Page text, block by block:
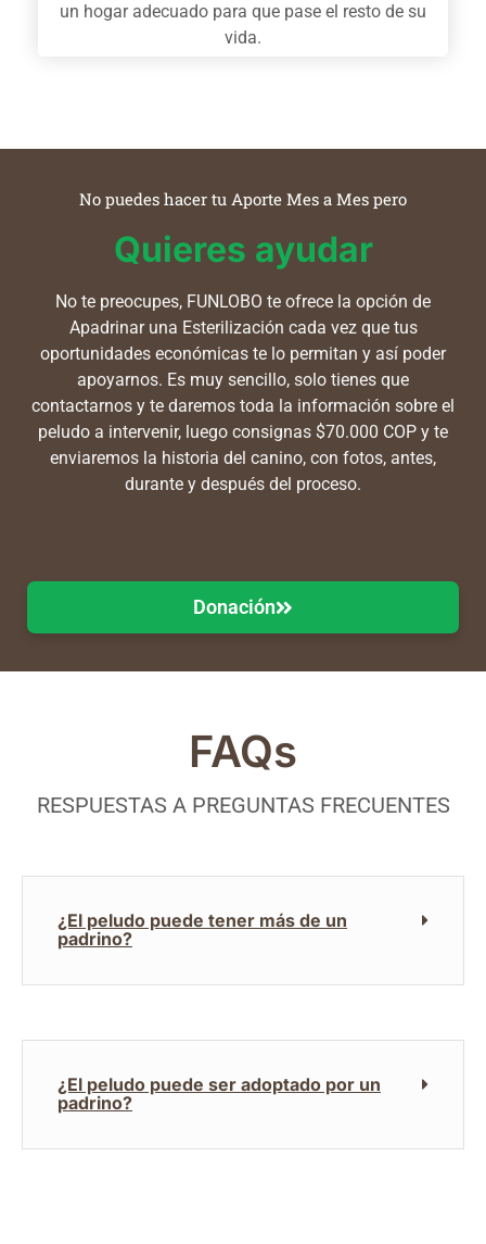
un hogar adecuado para que pase el resto de su
vida.
No puedes hacer tu Aporte Mes a Mes pero
Quieres ayudar
No te preocupes, FUNLOBO te ofrece la opción de
Apadrinar una Esterilización cada vez que tus
oportunidades económicas te lo permitan y así poder
apoyarnos. Es muy sencillo, solo tienes que
contactarnos y te daremos toda la información sobre el
peludo a intervenir, luego consignas $70.000 COP y te
enviaremos la historia del canino, con fotos, antes,
durante y después del proceso.
Donación
FAQs
RESPUESTAS A PREGUNTAS FRECUENTES
¿El peludo puede tener más de un
padrino?
¿El peludo puede ser adoptado por un
padrino?